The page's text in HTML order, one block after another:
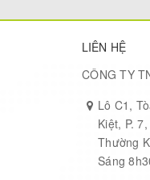
RGB
RGB
RGB
RGB
LIÊN HỆ
CÔNG TY
Lô C1,
Kiệt, P.
Thường
Sáng